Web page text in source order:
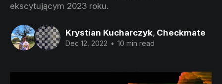
ekscytującym 2023 roku.
Krystian Kucharczyk, Checkmate
Dec 12, 2022 • 10 min read